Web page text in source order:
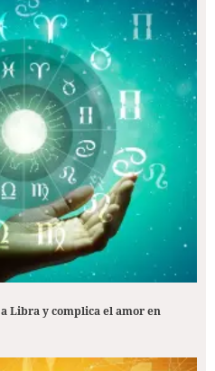
Libra y complica el amor en